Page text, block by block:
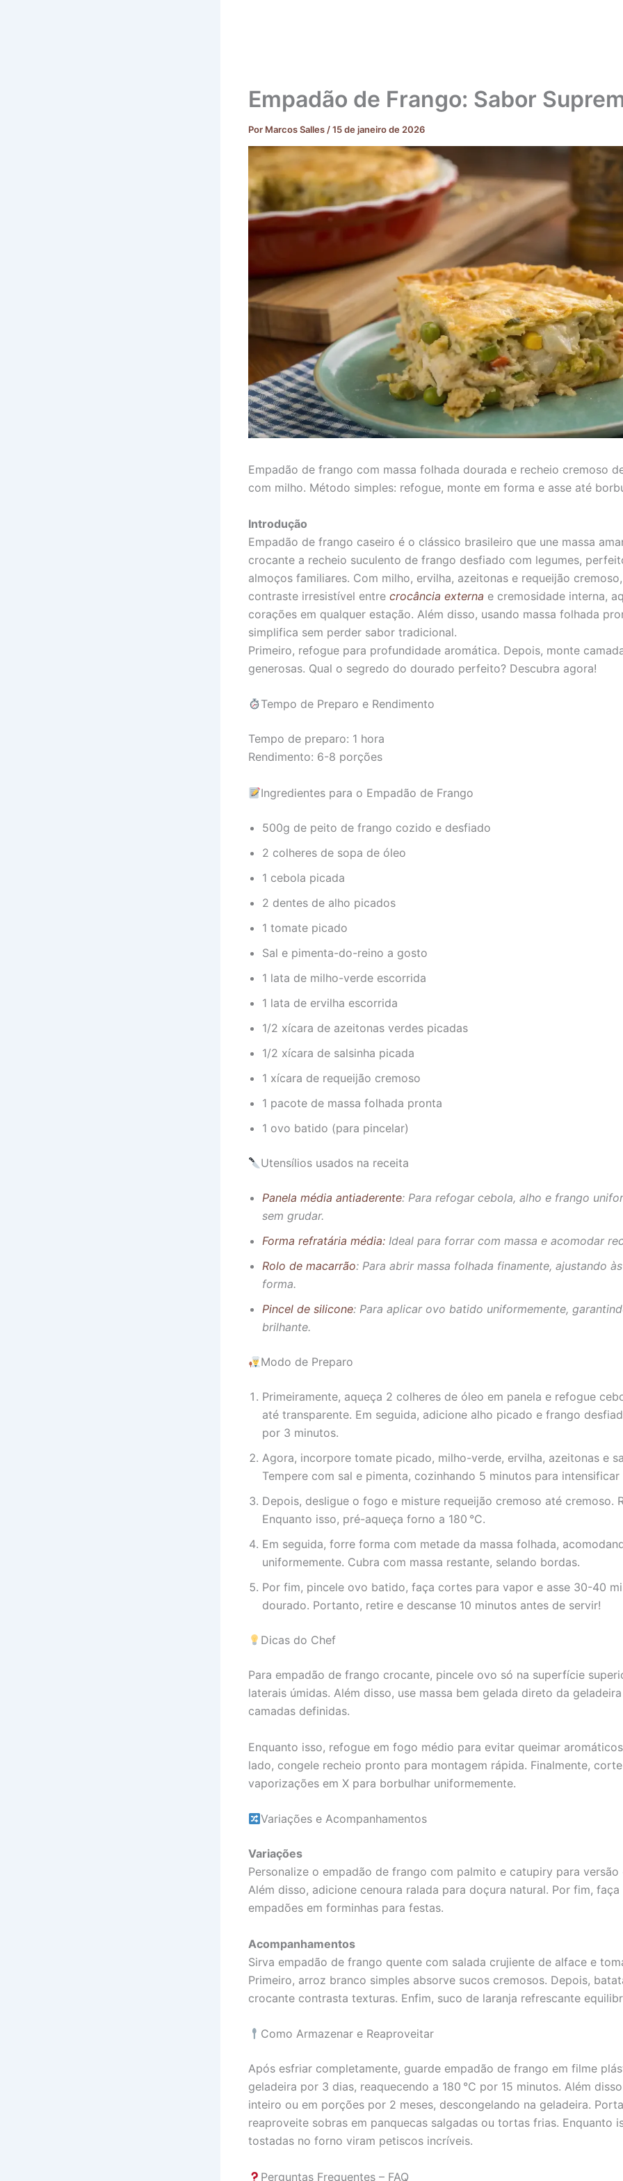
Empadão de Frango: Sabor
Por Marcos Salles /15 de janeiro de 2026
Empadão de frango com massa folhada dourada e recheio cremoso
com milho. Método simples: refogue, monte em forma e asse até
Introdução
Empadão de frango caseiro é o clássico brasileiro que une massa
crocante a recheio suculento de frango desfiado com legumes,
almoços familiares. Com milho, ervilha, azeitonas e requeijão
contraste irresistível entre crocância externa e cremosidade interna,
corações em qualquer estação. Além disso, usando massa folhada
simplifica sem perder sabor tradicional.
Primeiro, refogue para profundidade aromática. Depois, monte
generosas. Qual o segredo do dourado perfeito? Descubra agora!
Tempo de Preparo e Rendimento
Tempo de preparo: 1 hora
Rendimento: 6-8 porções
Ingredientes para o Empadão de Frango
500g de peito de frango cozido e desfiado
2 colheres de sopa de óleo
1 cebola picada
2 dentes de alho picados
1 tomate picado
Sal e pimenta-do-reino a gosto
1 lata de milho-verde escorrida
1 lata de ervilha escorrida
1/2 xícara de azeitonas verdes picadas
1/2 xícara de salsinha picada
1 xícara de requeijão cremoso
1 pacote de massa folhada pronta
1 ovo batido (para pincelar)
Utensílios usados na receita
Panela média antiaderente: Para refogar cebola, alho e frango
sem grudar.
Forma refratária média: Ideal para forrar com massa e acomodar
Rolo de macarrão: Para abrir massa folhada finamente, ajustando
forma.
Pincel de silicone: Para aplicar ovo batido uniformemente,
brilhante.
Modo de Preparo
Primeiramente, aqueça 2 colheres de óleo em panela e refogue
até transparente. Em seguida, adicione alho picado e frango
por 3 minutos.
Agora, incorpore tomate picado, milho-verde, ervilha, azeitonas e
Tempere com sal e pimenta, cozinhando 5 minutos para intensificar
Depois, desligue o fogo e misture requeijão cremoso até cremoso.
Enquanto isso, pré-aqueça forno a 180 °C.
Em seguida, forre forma com metade da massa folhada,
uniformemente. Cubra com massa restante, selando bordas.
Por fim, pincele ovo batido, faça cortes para vapor e asse 30-40
dourado. Portanto, retire e descanse 10 minutos antes de servir!
Dicas do Chef
Para empadão de frango crocante, pincele ovo só na superfície
laterais úmidas. Além disso, use massa bem gelada direto da
camadas definidas.
Enquanto isso, refogue em fogo médio para evitar queimar
lado, congele recheio pronto para montagem rápida. Finalmente, corte
vaporizações em X para borbulhar uniformemente.
Variações e Acompanhamentos
Variações
Personalize o empadão de frango com palmito e catupiry para versão
Além disso, adicione cenoura ralada para doçura natural. Por fim,
empadões em forminhas para festas.
Acompanhamentos
Sirva empadão de frango quente com salada crujiente de alface e
Primeiro, arroz branco simples absorve sucos cremosos. Depois,
crocante contrasta texturas. Enfim, suco de laranja refrescante
Como Armazenar e Reaproveitar
Após esfriar completamente, guarde empadão de frango em filme
geladeira por 3 dias, reaquecendo a 180 °C por 15 minutos. Além
inteiro ou em porções por 2 meses, descongelando na geladeira.
reaproveite sobras em panquecas salgadas ou tortas frias. Enquanto
tostadas no forno viram petiscos incríveis.
Perguntas Frequentes – FAQ